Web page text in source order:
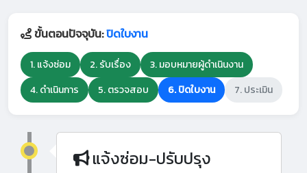
ขั้นตอนปัจจุบัน:ปิดใบงาน
1. แจ้งซ่อม 2. รับเรื่อง
3. มอบหมายผู้ดำเนินงาน
4. ดำเนินการ
5. ตรวจสอบ 6. ปิดใบงาน 7. ประเมิน
แจ้งซ่อม-ปรับปรุง